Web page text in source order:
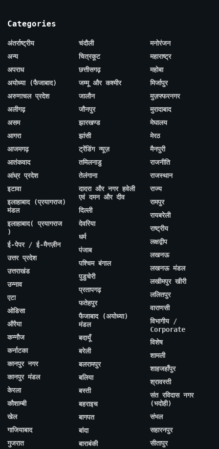
Categories
अंतर्राष्ट्रीय
अन्य
अपराध
अयोध्या (फैजाबाद)
अरुणाचल प्रदेश
अलीगढ़
असम
आगरा
आजमगढ़
आतंकवाद
आंध्र प्रदेश
इटावा
इलाहाबाद (प्रयागराज)
मंडल
इलाहाबाद( प्रयागराज
)
ई-पेपर / ई-मैगज़ीन
उत्तर प्रदेश
उत्तराखंड
उन्नाव
एटा
ओडिसा
औरैया
कन्नौज
कर्नाटका
कानपुर नगर
कानपुर मंडल
केरला
कौशाम्बी
खेल
गाजियाबाद
गुजरात
चंदौली
चित्रकूट
छत्तीसगढ़
जम्मू और कश्मीर
जालौन
जौनपुर
झारखण्ड
झांसी
ट्रेंडिंग न्यूज़
तमिलनाडु
तेलंगाना
दादरा और नगर हवेली
एवं दमन और दीव
दिल्ली
देवरिया
धर्म
पंजाब
पश्चिम बंगाल
पुडुचेरी
प्रतापगढ़
फतेहपुर
फैजाबाद (अयोध्या)
मंडल
बदायूँ
बरेली
बलरामपुर
बलिया
बस्ती
बहराइच
बागपत
बांदा
बाराबंकी
मनोरंजन
महाराष्ट्र
महोबा
मिर्जापुर
मुज़फ्फरनगर
मुरादाबाद
मेघालय
मेरठ
मैनपुरी
राजनीति
राजस्थान
राज्य
रामपुर
रायबरेली
राष्ट्रीय
लक्षद्वीप
लखनऊ
लखनऊ मंडल
लखीमपुर खीरी
ललितपुर
वाराणसी
विभागीय /
Corporate
विशेष
शामली
शाहजहाँपुर
श्रावस्ती
संत रविदास नगर
(भदोही)
संभल
सहारनपुर
सीतापुर